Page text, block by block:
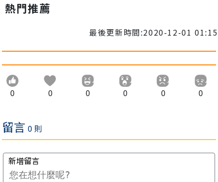
熱門推薦
最後更新時間:2020-12-01 01:15
0 0 0 0 0 0